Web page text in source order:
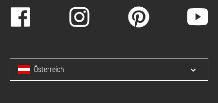
Österreich